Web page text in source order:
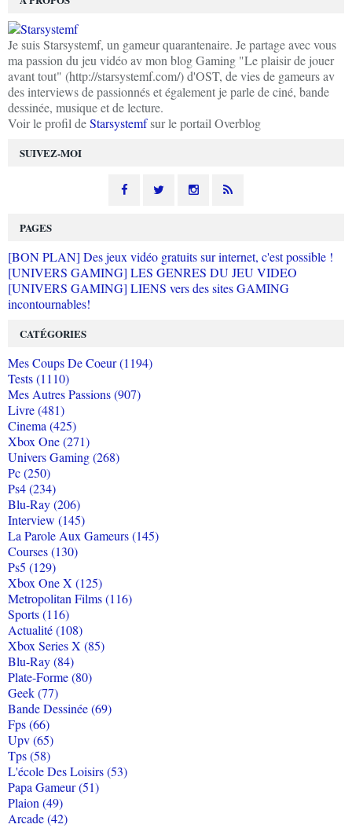
SUIVEZ-MOI
Je suis Starsystemf, un gameur quarantenaire. Je partage avec vous
ma passion du jeu vidéo av mon blog Gaming "Le plaisir de jouer
avant tout" (http://starsystemf.com/) d'OST, de vies de gameurs av
des interviews de passionnés et également je parle de ciné, bande
dessinée, musique et de lecture.
Voir le profil deStarsystemfsur le portail Overblog
PAGES
[BON PLAN] Des jeux vidéo gratuits sur internet, c'est possible !
[UNIVERS GAMING] LES GENRES DU JEU VIDEO
[UNIVERS GAMING] LIENS vers des sites GAMING
incontournables!
CATÉGORIES
Mes Coups De Coeur (1194)
Tests (1110)
Mes Autres Passions (907)
Livre (481)
Cinema (425)
Xbox One (271)
Univers Gaming (268)
Pc (250)
Ps4 (234)
Blu-Ray (206)
Interview (145)
La Parole Aux Gameurs (145)
Courses (130)
Ps5 (129)
Xbox One X (125)
Metropolitan Films (116)
Sports (116)
Actualité (108)
Xbox Series X (85)
Blu-Ray (84)
Plate-Forme (80)
Geek (77)
Bande Dessinée (69)
Fps (66)
Upv (65)
Tps (58)
L'école Des Loisirs (53)
Papa Gameur (51)
Plaion (49)
Arcade (42)